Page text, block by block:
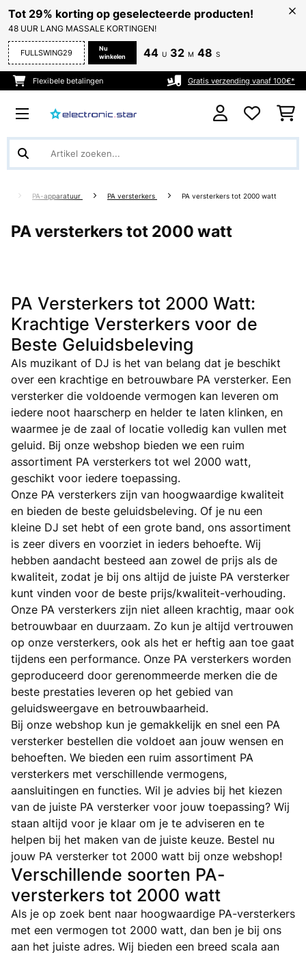
Tot 29% korting op geselecteerde producten!
48 UUR LANG MASSALE KORTINGEN!
FULLSWING29
Nu
winkelen
44 U 32 M 47 S
Flexibele betalingen Gratis verzending vanaf 100€*
PA-apparatuur PA versterkers PA versterkers tot 2000 watt
PA versterkers tot 2000 watt
PA Versterkers tot 2000 Watt:
Krachtige Versterkers voor de
Beste Geluidsbeleving
Als muzikant of DJ is het van belang dat je beschikt
over een krachtige en betrouwbare PA versterker. Een
versterker die voldoende vermogen kan leveren om
iedere noot haarscherp en helder te laten klinken, en
waarmee je de zaal of locatie volledig kan vullen met
geluid. Bij onze webshop bieden we een ruim
assortiment PA versterkers tot wel 2000 watt,
geschikt voor iedere toepassing.
Onze PA versterkers zijn van hoogwaardige kwaliteit
en bieden de beste geluidsbeleving. Of je nu een
kleine DJ set hebt of een grote band, ons assortiment
is zeer divers en voorziet in ieders behoefte. Wij
hebben aandacht besteed aan zowel de prijs als de
kwaliteit, zodat je bij ons altijd de juiste PA versterker
kunt vinden voor de beste prijs/kwaliteit-verhouding.
Onze PA versterkers zijn niet alleen krachtig, maar ook
betrouwbaar en duurzaam. Zo kun je altijd vertrouwen
op onze versterkers, ook als het er heftig aan toe gaat
tijdens een performance. Onze PA versterkers worden
geproduceerd door gerenommeerde merken die de
beste prestaties leveren op het gebied van
geluidsweergave en betrouwbaarheid.
Bij onze webshop kun je gemakkelijk en snel een PA
versterker bestellen die voldoet aan jouw wensen en
behoeften. We bieden een ruim assortiment PA
versterkers met verschillende vermogens,
aansluitingen en functies. Wil je advies bij het kiezen
van de juiste PA versterker voor jouw toepassing? Wij
staan altijd voor je klaar om je te adviseren en te
helpen bij het maken van de juiste keuze. Bestel nu
jouw PA versterker tot 2000 watt bij onze webshop!
Verschillende soorten PA-
versterkers tot 2000 watt
Als je op zoek bent naar hoogwaardige PA-versterkers
met een vermogen tot 2000 watt, dan ben je bij ons
aan het juiste adres. Wij bieden een breed scala aan